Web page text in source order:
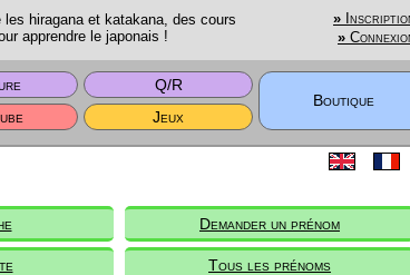
les hiragana et katakana, des cours
apprendre le japonais !
»
»
Q/R
Boutique
Jeux
Demander un prénom
Tous les prénoms